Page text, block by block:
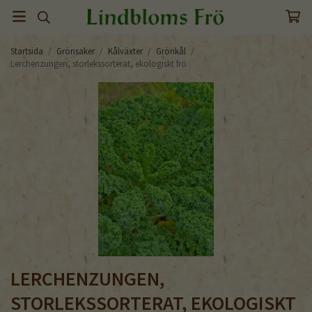
Startsida / Grönsaker / Kålväxter / Grönkål /
Lerchenzungen, storlekssorterat, ekologiskt frö
LERCHENZUNGEN,
STORLEKSSORTERAT, EKOLOGISKT